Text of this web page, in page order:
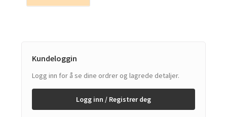
Kundeloggin
Logg inn for å se dine ordrer og lagrede detaljer.
Logg inn / Registrer deg